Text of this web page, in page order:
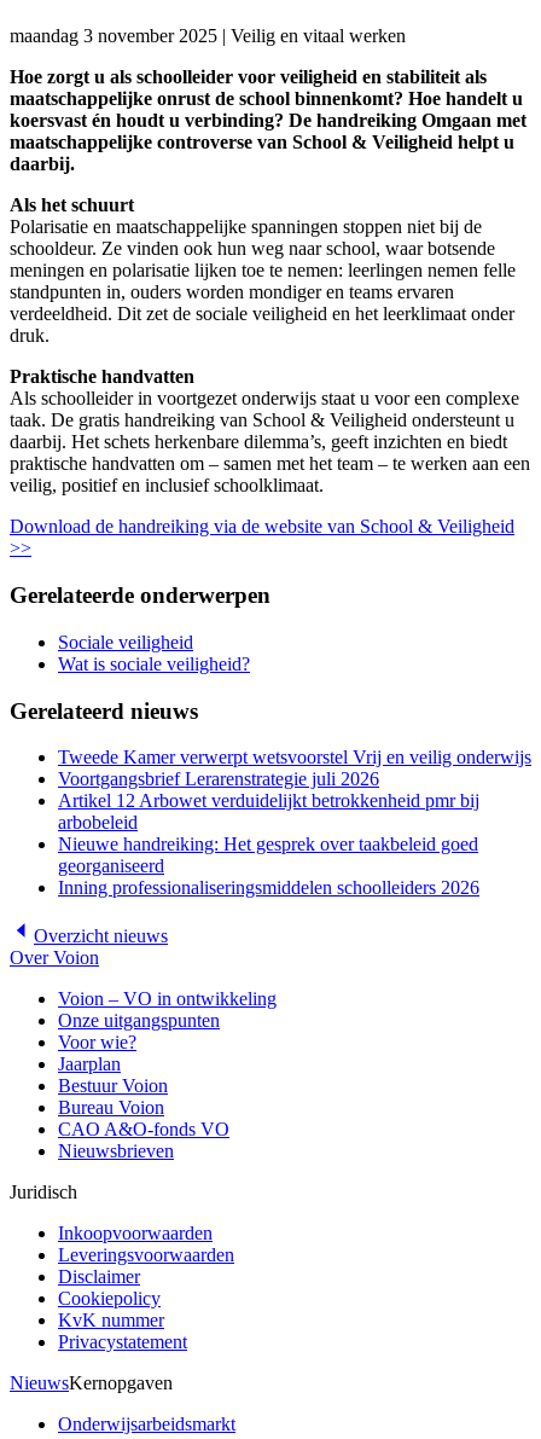
maandag 3 november 2025 | Veilig en vitaal werken
Hoe zorgt u als schoolleider voor veiligheid en stabiliteit als
maatschappelijke onrust de school binnenkomt? Hoe handelt u
koersvast én houdt u verbinding? De handreiking Omgaan met
maatschappelijke controverse van School & Veiligheid helpt u
daarbij.
Als het schuurt
Polarisatie en maatschappelijke spanningen stoppen niet bij de
schooldeur. Ze vinden ook hun weg naar school, waar botsende
meningen en polarisatie lijken toe te nemen: leerlingen nemen felle
standpunten in, ouders worden mondiger en teams ervaren
verdeeldheid. Dit zet de sociale veiligheid en het leerklimaat onder
druk.
Praktische handvatten
Als schoolleider in voortgezet onderwijs staat u voor een complexe
taak. De gratis handreiking van School & Veiligheid ondersteunt u
daarbij. Het schets herkenbare dilemma’s, geeft inzichten en biedt
praktische handvatten om – samen met het team – te werken aan een
veilig, positief en inclusief schoolklimaat.
Download de handreiking via de website van School & Veiligheid
>>
Gerelateerde onderwerpen
Sociale veiligheid
Wat is sociale veiligheid?
Gerelateerd nieuws
Tweede Kamer verwerpt wetsvoorstel Vrij en veilig onderwijs
Voortgangsbrief Lerarenstrategie juli 2026
Artikel 12 Arbowet verduidelijkt betrokkenheid pmr bij
arbobeleid
Nieuwe handreiking: Het gesprek over taakbeleid goed
georganiseerd
Inning professionaliseringsmiddelen schoolleiders 2026
Overzicht nieuws
Over Voion
Voion – VO in ontwikkeling
Onze uitgangspunten
Voor wie?
Jaarplan
Bestuur Voion
Bureau Voion
CAO A&O-fonds VO
Nieuwsbrieven
Juridisch
Inkoopvoorwaarden
Leveringsvoorwaarden
Disclaimer
Cookiepolicy
KvK nummer
Privacystatement
NieuwsKernopgaven
Onderwijsarbeidsmarkt